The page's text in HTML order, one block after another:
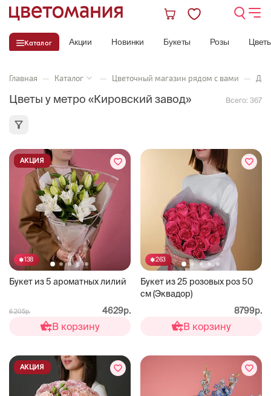
Каталог Акции Новинки Букеты Розы
Главная — Каталог — Цветочный магазин рядом с вами —
Цветы у метро «Кировский завод» Всего: 367
138
Букет из 5 ароматных лилий
АКЦИЯ
6 205р. 4629р.
В корзину
263
Букет из 25 розовых роз 50
см (Эквадор)
8799р.
В корзину
АКЦИЯ